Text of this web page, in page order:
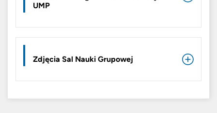
UMP
Zdjęcia Sal Nauki Grupowej